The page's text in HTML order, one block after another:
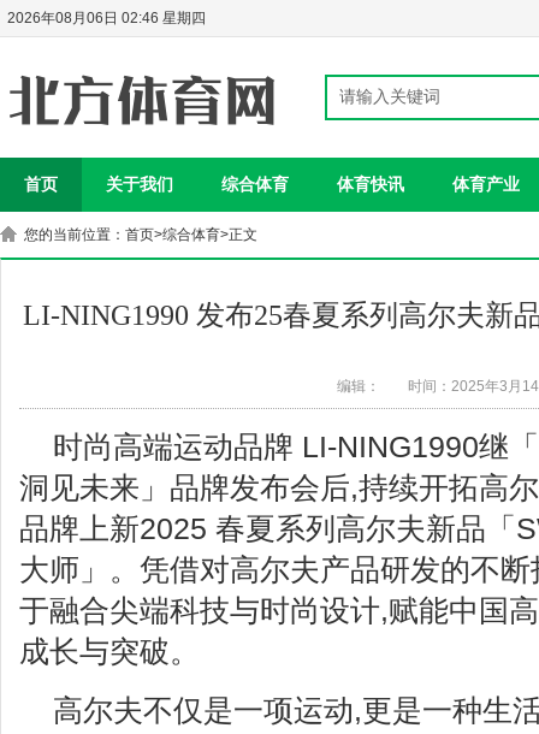
2026年08月06日 02:46 星期四
首页 关于我们 综合体育 体育快讯 体育产业
您的当前位置： 首页>综合体育>正文
LI-NING1990 发布25春夏系列高尔夫新
编辑： 时间：2025年3月
时尚高端运动品牌 LI-NING1990继
洞见未来」品牌发布会后,持续开拓高
品牌上新2025 春夏系列高尔夫新品「
大师」。凭借对高尔夫产品研发的不
于融合尖端科技与时尚设计,赋能中国
成长与突破。
高尔夫不仅是一项运动,更是一种